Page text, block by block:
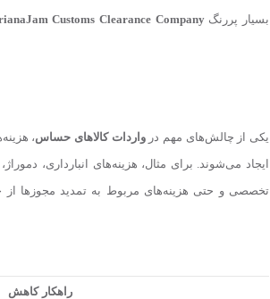
Customs Clearance Companyبسیار پررنگ
یکی از چالش‌های مهم درواردات کالاهای حساس،
تخصصی و حتی هزینه‌های مربوط به تمدید مجوزها از
راهکار کاهش